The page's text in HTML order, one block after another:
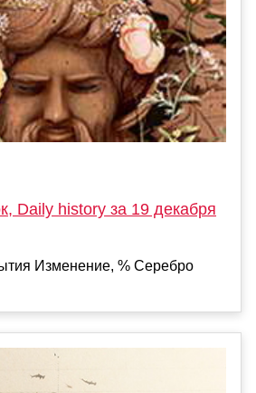
Daily history за 19 декабря
Изменение, % Серебро